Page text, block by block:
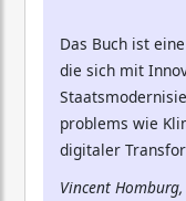
Das Buch ist
die sich mit
problems wie
digitaler
Vincent